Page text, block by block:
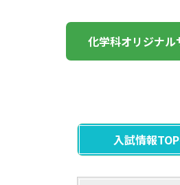
化学科オリジナル
入試情報